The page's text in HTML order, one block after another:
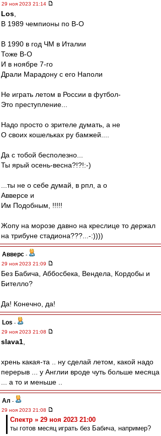
29 ноя 2023 21:14
Los
В 1989 чемпионы по В-О
В 1990 в год ЧМ в Италии
Тоже В-О
И в ноябре 7-го
Драли Марадону с его Наполи
Не играть летом в России в футбол-
Это преступление...
Надо просто о зрителе думать, а не
О своих кошельках ру бамжей....
Да с тобой бесполезно...
Ты ярый осень-весна?!?!:-)
...ты не о себе думай, в рпл, а о
Авверсе и
Им Подобным, !!!!!
Жопу на морозе давно на креслице то держал
на трибуне стадиона???...-:))))
Авверс -
29 ноя 2023 21:09
Без Бабича, Аббосбека, Вендела, Кордобы и
Бителло?
Да! Конечно, да!
Los -
29 ноя 2023 21:08
slava1
хрень какая-та .. ну сделай летом, какой надо
перерыв ... у Англии вроде чуть больше месяца
... а то и меньше ..
Ал -
29 ноя 2023 21:08
Спектр » 29 ноя 2023 21:00
ты готов месяц играть без Бабича, например?